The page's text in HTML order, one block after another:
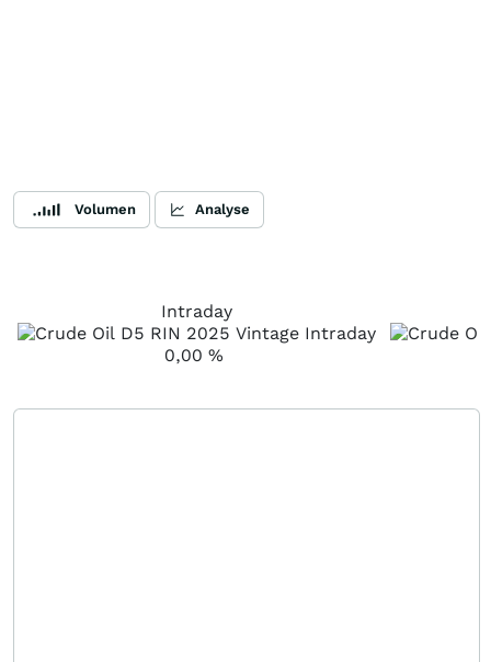
Volumen Analyse
Intraday
0,00 %